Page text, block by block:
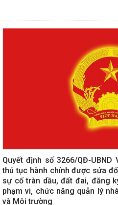
Quyết định số 3266/QĐ-
thủ tục hành chính được sửa
sự cố tràn dầu, đất đai, đăng
phạm vi, chức năng quản lý
và Môi trường